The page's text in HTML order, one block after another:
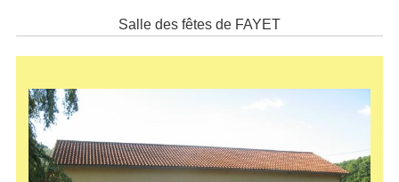
Salle des fêtes de FAYET